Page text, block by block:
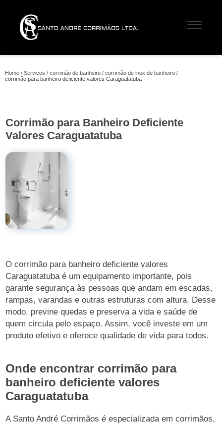
Home Serviços corrimão de banheiro
corrimão de inox de banheiro
corrimão para banheiro deficiente valores Caraguatatuba
Corrimão para Banheiro Deficiente
Valores Caraguatatuba
O corrimão para banheiro deficiente valores
Caraguatatuba é um equipamento importante, pois
garante segurança às pessoas que andam em escadas,
rampas, varandas e outras estruturas com altura. Desse
modo, previne quedas e preserva a vida e saúde de
quem circula pelo espaço. Assim, você investe em um
produto efetivo e oferece qualidade de vida para todos.
Onde encontrar corrimão para
banheiro deficiente valores
Caraguatatuba
A Santo André Corrimãos é especializada em corrimãos,